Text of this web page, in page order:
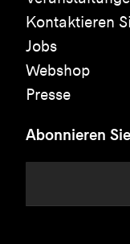
Kontaktieren
Jobs
Webshop
Presse
Abonnieren